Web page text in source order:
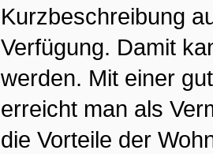
Kurzbeschreibung
Verfügung. Damit
werden. Mit einer
erreicht man als
die Vorteile der